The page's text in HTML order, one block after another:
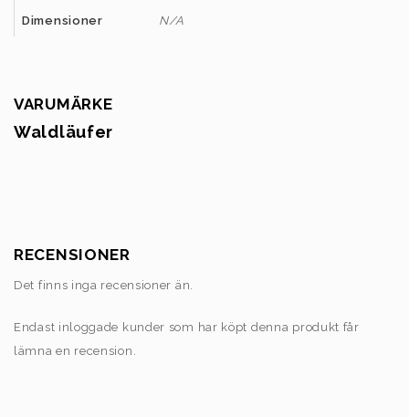
Dimensioner N/A
VARUMÄRKE
Waldläufer
RECENSIONER
Det finns inga recensioner än.
Endast inloggade kunder som har köpt denna produkt får
lämna en recension.